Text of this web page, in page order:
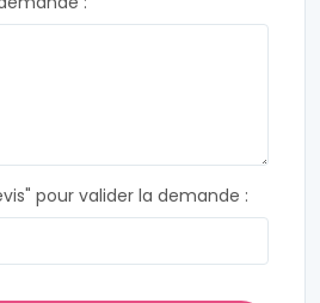
pour valider la demande :